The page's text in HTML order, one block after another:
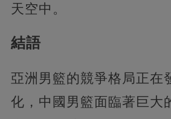
天空中。
結語
亞洲男籃的競爭格局正在
化，中國男籃面臨著巨大